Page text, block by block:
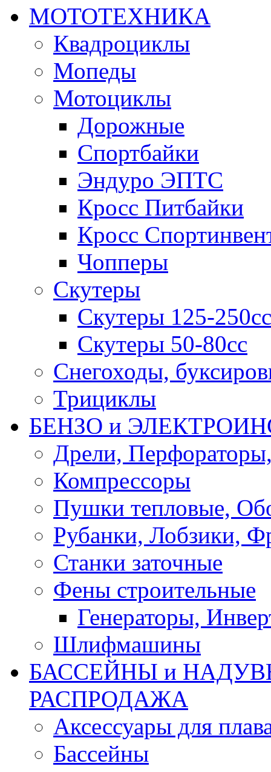
МОТОТЕХНИКА
Квадроциклы
Мопеды
Мотоциклы
Дорожные
Спортбайки
Эндуро ЭПТС
Кросс Питбайки
Кросс
Чопперы
Скутеры
Скутеры 125-250сс
Скутеры 50-80сс
Снегоходы,
Трициклы
БЕНЗО и
Дрели,
Компрессоры
Пушки тепловые,
Рубанки, Лобзики,
Станки заточные
Фены строительные
Генераторы,
Шлифмашины
БАССЕЙНЫ и
РАСПРОДАЖА
Аксессуары для
Бассейны